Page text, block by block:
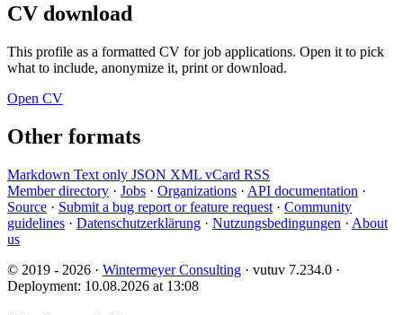
CV download
This profile as a formatted CV for job applications. Open it to pick
what to include, anonymize it, print or download.
Open CV
Other formats
Markdown Text only JSON XML vCard RSS
Member directory · Jobs · Organizations · API documentation ·
Source · Submit a bug report or feature request · Community
guidelines · Datenschutzerklärung · Nutzungsbedingungen · About
us
© 2019 - 2026 · Wintermeyer Consulting · vutuv 7.234.0 ·
Deployment: 10.08.2026 at 13:08